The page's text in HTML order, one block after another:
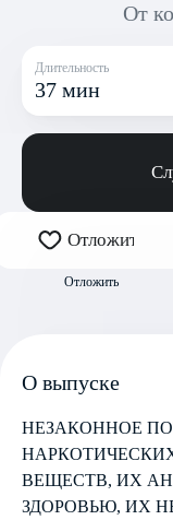
От
Длительность
37 мин
Отложить
Отложить
О выпуске
НЕЗАКОННОЕ
ВЕЩЕСТВ, ИХ
ЗДОРОВЬЮ, ИХ